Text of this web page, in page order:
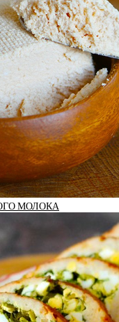
МОЛОКА